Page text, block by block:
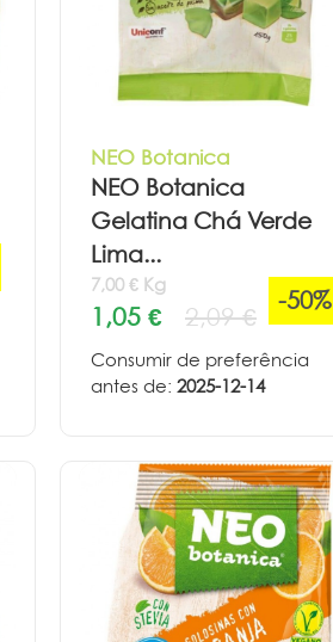
NEO Botanica
NEO Botanica
Gelatina Chá Verde
Lima...
7,00 € Kg
1,05 € 2,09 €
-50%
Consumir de preferência
antes de: 2025-12-14